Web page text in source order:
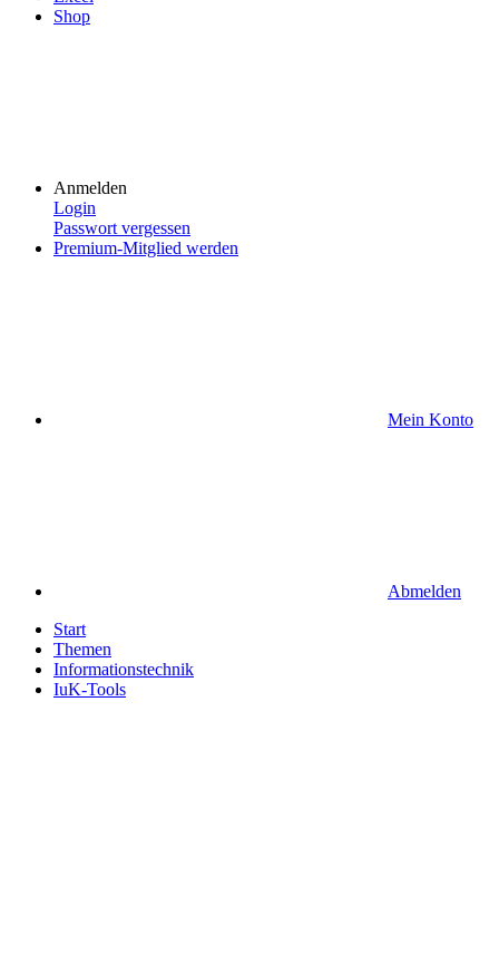
Shop
Anmelden
Login
Passwort vergessen
Premium-Mitglied werden
Mein Konto
Abmelden
Start
Themen
Informationstechnik
IuK-Tools